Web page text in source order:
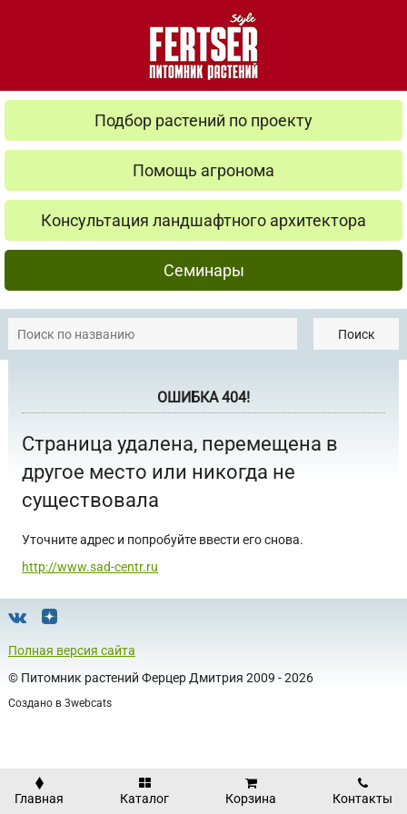
Подбор растений по проекту
Помощь агронома
Консультация ландшафтного архитектора
Семинары
Поиск
ОШИБКА 404!
Страница удалена, перемещена в
другое место или никогда не
существовала
Уточните адрес и попробуйте ввести его снова.
http://www.sad-centr.ru
Полная версия сайта
© Питомник растений Ферцер Дмитрия 2009 - 2026
Создано в 3webcats
Главная Каталог Корзина Контакты